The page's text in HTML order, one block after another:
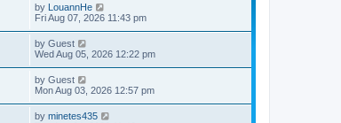
by LouannHe
Fri Aug 07, 2026 11:43 pm
by Guest
Wed Aug 05, 2026 12:22 pm
by Guest
Mon Aug 03, 2026 12:57 pm
by minetes435